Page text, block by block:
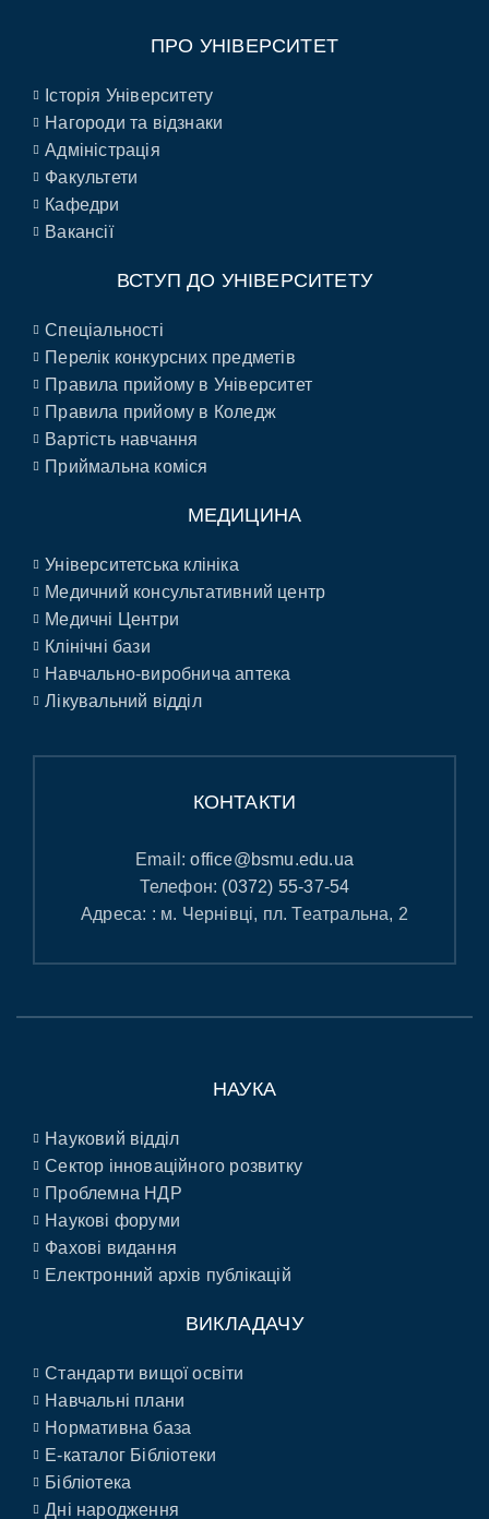
ПРО УНІВЕРСИТЕТ
Історія Університету
Нагороди та відзнаки
Адміністрація
Факультети
Кафедри
Вакансії
ВСТУП ДО УНІВЕРСИТЕТУ
Спеціальності
Перелік конкурсних предметів
Правила прийому в Університет
Правила прийому в Коледж
Вартість навчання
Приймальна коміся
МЕДИЦИНА
Університетська клініка
Медичний консультативний центр
Медичні Центри
Клінічні бази
Навчально-виробнича аптека
Лікувальний відділ
КОНТАКТИ
Email:office@bsmu.edu.ua
Телефон: (0372) 55-37-54
Адреса: : м. Чернівці, пл. Театральна, 2
НАУКА
Науковий відділ
Сектор інноваційного розвитку
Проблемна НДР
Наукові форуми
Фахові видання
Електронний архів публікацій
ВИКЛАДАЧУ
Стандарти вищої освіти
Навчальні плани
Нормативна база
E-каталог Бібліотеки
Бібліотека
Дні народження